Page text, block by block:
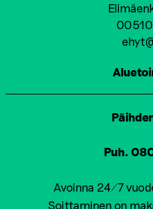
Puh.
Avoinna 24/7
Soittaminen on